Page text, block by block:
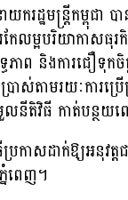
មន្ត្រី​កម្ពុជា បាន
លម្អបរិយាកាសធុរ
ភាព និងការជឿទុ
ស់តាមរយៈការប្រើ
រួលនីតិវិធី កាត់បន្
សដាក់ឱ្យអនុវត្តជ
ពេញ។